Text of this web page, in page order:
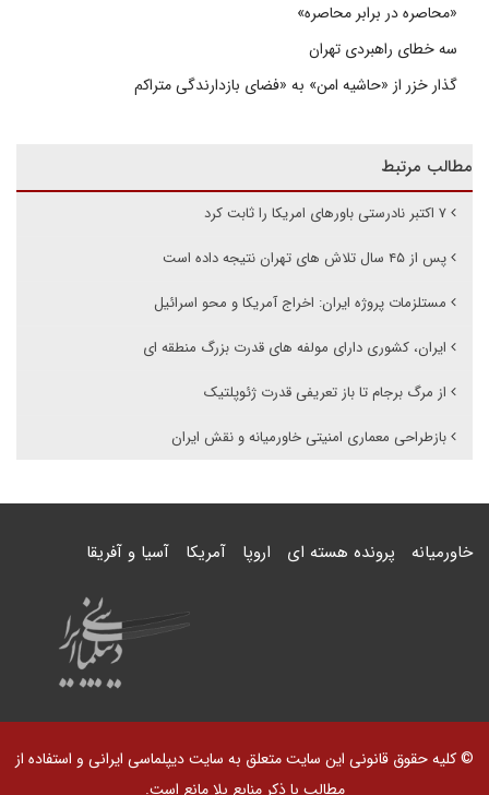
«محاصره در برابر محاصره»
سه خطای راهبردی تهران
گذار خزر از «حاشیه امن» به «فضای بازدارندگی متراکم
مطالب مرتبط
۷ اکتبر نادرستی باورهای امریکا را ثابت کرد
پس از ۴۵ سال تلاش های تهران نتیجه داده است
مستلزمات پروژه ایران: اخراج آمریکا و محو اسرائیل
ایران، کشوری دارای مولفه های قدرت بزرگ منطقه ای
از مرگ برجام تا باز تعریفی قدرت ژئوپلتیک
بازطراحی معماری امنیتی خاورمیانه و نقش ایران
خاورمیانه پرونده هسته ای اروپا آمریکا آسیا و آفریقا
© کلیه حقوق قانونی این سایت متعلق به سایت دیپلماسی ایرانی و استفاده از
مطالب با ذکر منابع بلا مانع است.